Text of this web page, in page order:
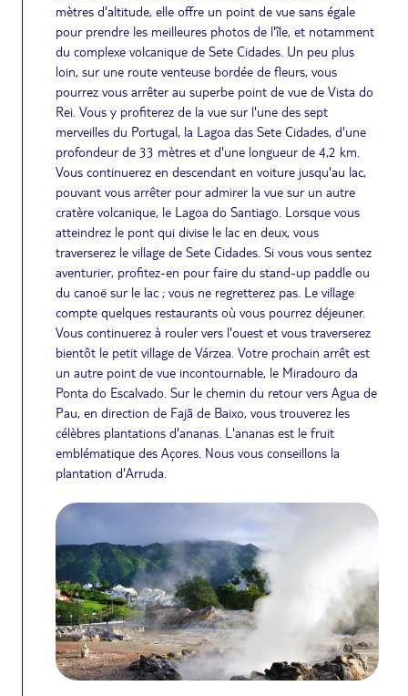
mètres d'altitude, elle offre un point de vue sans égale
pour prendre les meilleures photos de l'île, et notamment
du complexe volcanique de Sete Cidades. Un peu plus
loin, sur une route venteuse bordée de fleurs, vous
pourrez vous arrêter au superbe point de vue de Vista do
Rei. Vous y profiterez de la vue sur l'une des sept
merveilles du Portugal, la Lagoa das Sete Cidades, d'une
profondeur de 33 mètres et d'une longueur de 4,2 km.
Vous continuerez en descendant en voiture jusqu'au lac,
pouvant vous arrêter pour admirer la vue sur un autre
cratère volcanique, le Lagoa do Santiago. Lorsque vous
atteindrez le pont qui divise le lac en deux, vous
traverserez le village de Sete Cidades. Si vous vous sentez
aventurier, profitez-en pour faire du stand-up paddle ou
du canoë sur le lac ; vous ne regretterez pas. Le village
compte quelques restaurants où vous pourrez déjeuner.
Vous continuerez à rouler vers l'ouest et vous traverserez
bientôt le petit village de Várzea. Votre prochain arrêt est
un autre point de vue incontournable, le Miradouro da
Ponta do Escalvado. Sur le chemin du retour vers Agua de
Pau, en direction de Fajã de Baixo, vous trouverez les
célèbres plantations d'ananas. L'ananas est le fruit
emblématique des Açores. Nous vous conseillons la
plantation d'Arruda.